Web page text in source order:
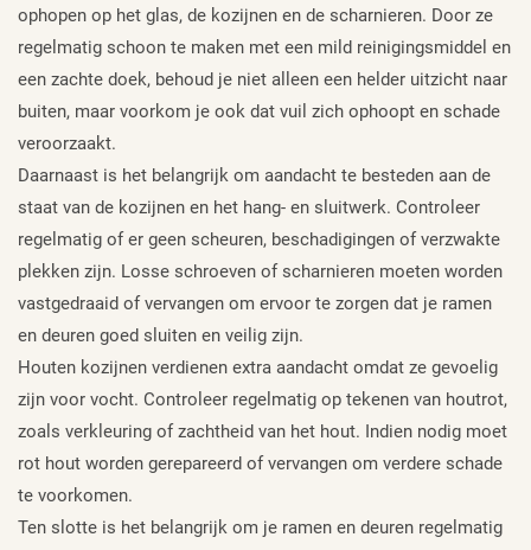
ophopen op het glas, de kozijnen en de scharnieren. Door ze
regelmatig schoon te maken met een mild reinigingsmiddel en
een zachte doek, behoud je niet alleen een helder uitzicht naar
buiten, maar voorkom je ook dat vuil zich ophoopt en schade
veroorzaakt.
Daarnaast is het belangrijk om aandacht te besteden aan de
staat van de kozijnen en het hang- en sluitwerk. Controleer
regelmatig of er geen scheuren, beschadigingen of verzwakte
plekken zijn. Losse schroeven of scharnieren moeten worden
vastgedraaid of vervangen om ervoor te zorgen dat je ramen
en deuren goed sluiten en veilig zijn.
Houten kozijnen verdienen extra aandacht omdat ze gevoelig
zijn voor vocht. Controleer regelmatig op tekenen van houtrot,
zoals verkleuring of zachtheid van het hout. Indien nodig moet
rot hout worden gerepareerd of vervangen om verdere schade
te voorkomen.
Ten slotte is het belangrijk om je ramen en deuren regelmatig